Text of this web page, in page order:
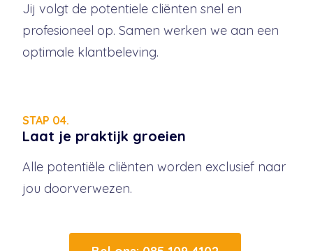
Jij volgt de potentiele cliënten snel en
profesioneel op. Samen werken we aan een
optimale klantbeleving.
STAP 04.
Laat je praktijk groeien
Alle potentiële cliënten worden exclusief naar
jou doorverwezen.